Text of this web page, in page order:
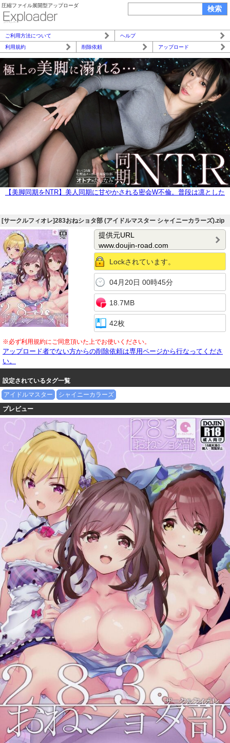
圧縮ファイル展開型アップローダ
ご利用方法について
ヘルプ
利用規約
削除依頼 アップロード
【美脚同期をNTR】美人同期に甘やかされる密会W不倫。普段は凛とした
[サークルフィオレ]283おねショタ部 (アイドルマスター シャイニーカラーズ).zip
提供元URL
www.doujin-road.com
Lockされています。
04月20日 00時45分
18.7MB
42枚
※必ず利用規約にご同意頂いた上でお使いください。
アップロード者でない方からの削除依頼は専用ページから行なってくださ
い。
設定されているタグ一覧
アイドルマスター
シャイニーカラーズ
プレビュー